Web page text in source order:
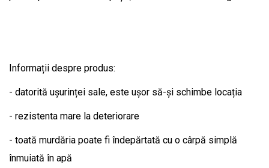
Informații despre produs:
- datorită ușurinței sale, este ușor să-și schimbe locația
- rezistenta mare la deteriorare
- toată murdăria poate fi îndepărtată cu o cârpă simplă
înmuiată în apă